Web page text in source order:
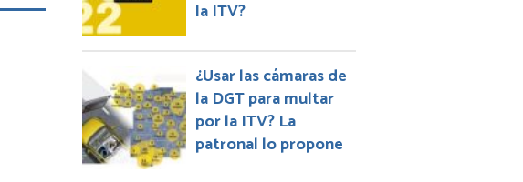
la ITV?
¿Usar las cámaras de
la DGT para multar
por la ITV? La
patronal lo propone